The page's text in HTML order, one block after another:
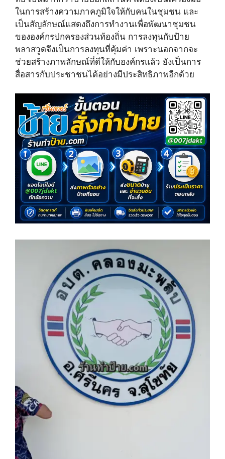
t
e
r
)
o
o
k
e
s
t
ในการสร้างความภาคภูมิใจให้กับคนในชุมชน และ
เป็นสัญลักษณ์แสดงถึงการทำงานเพื่อพัฒนาชุมชน
ขององค์กรปกครองส่วนท้องถิ่น การลงทุนกับป้าย
พลาสวูดจึงเป็นการลงทุนที่คุ้มค่า เพราะนอกจากจะ
ช่วยสร้างภาพลักษณ์ที่ดีให้กับองค์กรแล้ว ยังเป็นการ
สื่อสารกับประชาชนได้อย่างมีประสิทธิภาพอีกด้วย